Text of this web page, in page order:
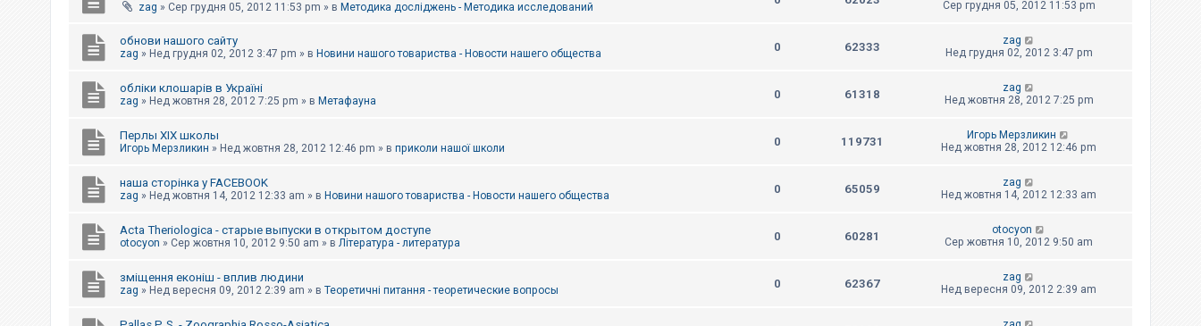
zag » Сер грудня 05, 2012 11:53 pm » в Методика досліджень - Методика исследований
Сер грудня 05, 2012 11:53 pm
обнови нашого сайту
zag » Нед грудня 02, 2012 3:47 pm » в Новини нашого товариства - Новости нашего общества 0 62333
zag
Нед грудня 02, 2012 3:47 pm
обліки клошарів в Україні
zag » Нед жовтня 28, 2012 7:25 pm » в Метафауна 0 61318
zag
Нед жовтня 28, 2012 7:25 pm
Перлы ХІХ школы
Игорь Мерзликин » Нед жовтня 28, 2012 12:46 pm » в приколи нашої школи 0 119731
Игорь Мерзликин
Нед жовтня 28, 2012 12:46 pm
наша сторінка у FACEBOOK
zag » Нед жовтня 14, 2012 12:33 am » в Новини нашого товариства - Новости нашего общества 0 65059
zag
Нед жовтня 14, 2012 12:33 am
Acta Theriologica - старые выпуски в открытом доступе
otocyon » Сер жовтня 10, 2012 9:50 am » в Література - литература 0 60281
otocyon
Сер жовтня 10, 2012 9:50 am
зміщення еконіш - вплив людини
zag » Нед вересня 09, 2012 2:39 am » в Теоретичні питання - теоретические вопросы 0 62367
zag
Нед вересня 09, 2012 2:39 am